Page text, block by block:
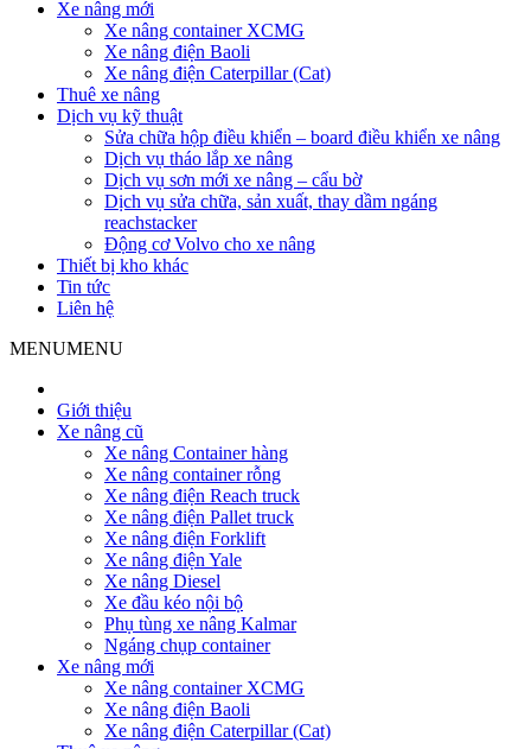
Xe nâng mới
Xe nâng container XCMG
Xe nâng điện Baoli
Xe nâng điện Caterpillar (Cat)
Thuê xe nâng
Dịch vụ kỹ thuật
Sửa chữa hộp điều khiển – board điều khiển xe nâng
Dịch vụ tháo lắp xe nâng
Dịch vụ sơn mới xe nâng – cẩu bờ
Dịch vụ sửa chữa, sản xuất, thay dầm ngáng
reachstacker
Động cơ Volvo cho xe nâng
Thiết bị kho khác
Tin tức
Liên hệ
MENUMENU
Giới thiệu
Xe nâng cũ
Xe nâng Container hàng
Xe nâng container rỗng
Xe nâng điện Reach truck
Xe nâng điện Pallet truck
Xe nâng điện Forklift
Xe nâng điện Yale
Xe nâng Diesel
Xe đầu kéo nội bộ
Phụ tùng xe nâng Kalmar
Ngáng chụp container
Xe nâng mới
Xe nâng container XCMG
Xe nâng điện Baoli
Xe nâng điện Caterpillar (Cat)